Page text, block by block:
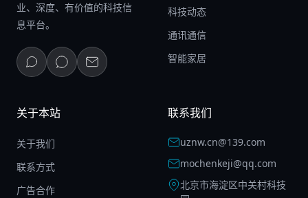
业、深度、有价值的科技信
息平台。
科技动态
通讯通信
智能家居
关于本站
关于我们
联系方式
广告合作
联系我们
uznw.cn@139.com
mochenkeji@qq.com
北京市海淀区中关村科技